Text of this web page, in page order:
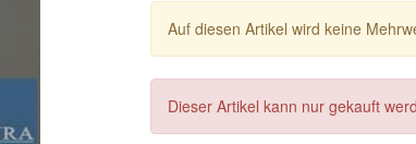
Auf diesen Artikel wird keine
Dieser Artikel kann nur gekauft